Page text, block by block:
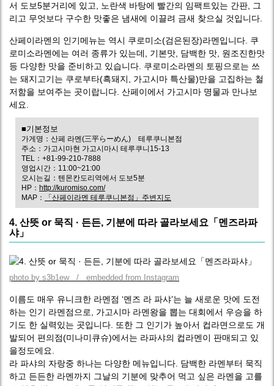
서 도보5분거리에 있고, 노란색 바탕에 빨간의 임팩트있는 간판, 그
리고 무엇보다 구수한 맛좋은 냄새에 이끌려 금새 찾으실 것입니다.
산페이라멘의 인기메뉴는 역시 쿠로미소(검은된장)라멘입니다. 쿠
로미소라멘에는 여러 종류가 있는데, 기본맛, 담백한 맛, 원조진한맛
등 다양한 맛을 준비하고 있습니다. 쿠로미소라멘의 토핑으로는 쓰
는 돼지고기는 쿠로부타(흑돼지, 가고시마 특산물)만을 고집하는 철
저함을 보여주는 곳이랍니다. 산페이에서 가고시마 명물과 만나보
세요.
■기본정보
가게명：산페 라멘(三平らーめん) 테루쿠니본점
주소：가고시마현 가고시마시 테루쿠니15-13
TEL：+81-99-210-7888
영업시간：11:00~21:00
오시는길：텐몬칸도리역에서 도보5분
HP： http://kuromiso.com/
MAP：
「산페이라멘 테루쿠니본점」주변지도
4. 산뜻 or 묵직 · 든든, 기분에 따라 골라보세요「멘즈라파
샤」
photo by s3b1ew / embedded from Instagram
이름도 매우 유니크한 라멘점 ‘멘즈 라 파샤’는 늘 새로운 맛에 도전
하는 인기 라멘점으로, 가고시마 라멘왕을 뽑는 대회에서 우승을 하
기도 한 실력있는 곳입니다. 또한 그 인기가 높아서 컵라면으로도 개
발되어 편의점(미나미큐슈)에서는 라파샤의 컵라멘이 판매되고 있
을정도에요.
라 파샤의 자랑중 하나는 다양한 메뉴입니다. 담백한 라멘부터 묵직
하고 든든한 라멘까지 그날의 기분에 맞추어 먹고 싶은 라멘을 고를